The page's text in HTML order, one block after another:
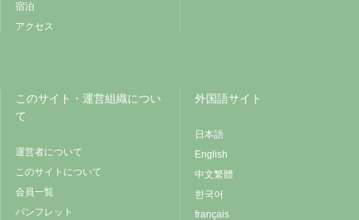
宿泊
アクセス
このサイト・運営組織につい
て
運営者について
このサイトについて
会員一覧
パンフレット
外国語サイト
日本語
English
中文繁體
한국어
français